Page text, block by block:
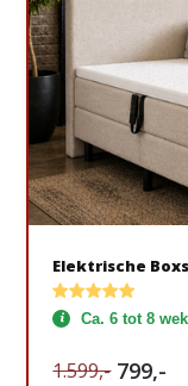
Elektrische
Ca. 6 tot 8
1.599,- 799,-